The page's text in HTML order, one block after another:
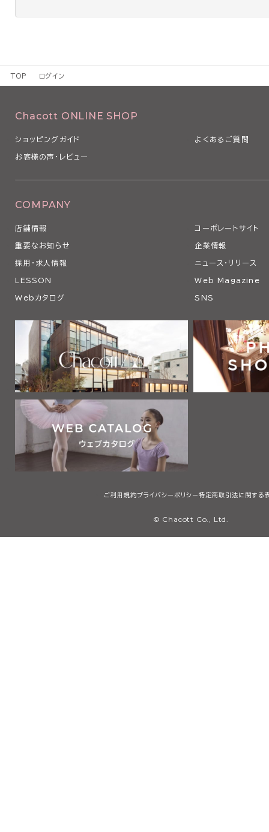
TOP ログイン
Chacott ONLINE SHOP
ショッピングガイド よくあるご質問
お客様の声・レビュー
COMPANY
店舗情報 コーポレートサイト
重要なお知らせ 企業情報
採用・求人情報 ニュース・リリース
LESSON Web Magazine
Webカタログ SNS
ご利用規約プライバシーポリシー 特定商取引法に関する
© Chacott Co., Ltd.